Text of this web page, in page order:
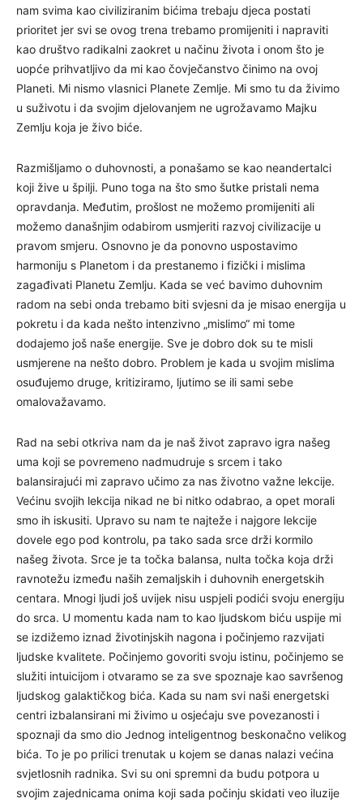
nam svima kao civiliziranim bićima trebaju djeca postati
prioritet jer svi se ovog trena trebamo promijeniti i napraviti
kao društvo radikalni zaokret u načinu života i onom što je
uopće prihvatljivo da mi kao čovječanstvo činimo na ovoj
Planeti. Mi nismo vlasnici Planete Zemlje. Mi smo tu da živimo
u suživotu i da svojim djelovanjem ne ugrožavamo Majku
Zemlju koja je živo biće.
Razmišljamo o duhovnosti, a ponašamo se kao neandertalci
koji žive u špilji. Puno toga na što smo šutke pristali nema
opravdanja. Međutim, prošlost ne možemo promijeniti ali
možemo današnjim odabirom usmjeriti razvoj civilizacije u
pravom smjeru. Osnovno je da ponovno uspostavimo
harmoniju s Planetom i da prestanemo i fizički i mislima
zagađivati Planetu Zemlju. Kada se već bavimo duhovnim
radom na sebi onda trebamo biti svjesni da je misao energija u
pokretu i da kada nešto intenzivno „mislimo“ mi tome
dodajemo još naše energije. Sve je dobro dok su te misli
usmjerene na nešto dobro. Problem je kada u svojim mislima
osuđujemo druge, kritiziramo, ljutimo se ili sami sebe
omalovažavamo.
Rad na sebi otkriva nam da je naš život zapravo igra našeg
uma koji se povremeno nadmudruje s srcem i tako
balansirajući mi zapravo učimo za nas životno važne lekcije.
Većinu svojih lekcija nikad ne bi nitko odabrao, a opet morali
smo ih iskusiti. Upravo su nam te najteže i najgore lekcije
dovele ego pod kontrolu, pa tako sada srce drži kormilo
našeg života. Srce je ta točka balansa, nulta točka koja drži
ravnotežu između naših zemaljskih i duhovnih energetskih
centara. Mnogi ljudi još uvijek nisu uspjeli podići svoju energiju
do srca. U momentu kada nam to kao ljudskom biću uspije mi
se izdižemo iznad životinjskih nagona i počinjemo razvijati
ljudske kvalitete. Počinjemo govoriti svoju istinu, počinjemo se
služiti intuicijom i otvaramo se za sve spoznaje kao savršenog
ljudskog galaktičkog bića. Kada su nam svi naši energetski
centri izbalansirani mi živimo u osjećaju sve povezanosti i
spoznaji da smo dio Jednog inteligentnog beskonačno velikog
bića. To je po prilici trenutak u kojem se danas nalazi većina
svjetlosnih radnika. Svi su oni spremni da budu potpora u
svojim zajednicama onima koji sada počinju skidati veo iluzije